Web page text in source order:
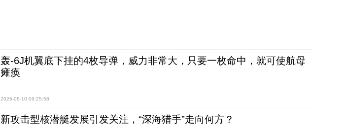
轰-6J机翼底下挂的4枚导弹，威力非常大，只要一枚命中，就可使航母
瘫痪
2026-08-10 09:25:58
新攻击型核潜艇发展引发关注，“深海猎手”走向何方？